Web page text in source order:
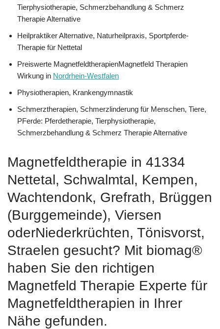
Tierphysiotherapie, Schmerzbehandlung & Schmerz
Therapie Alternative
Heilpraktiker Alternative, Naturheilpraxis, Sportpferde-
Therapie für Nettetal
Preiswerte MagnetfeldtherapienMagnetfeld Therapien
Wirkung in Nordrhein-Westfalen
Physiotherapien, Krankengymnastik
Schmerztherapien, Schmerzlinderung für Menschen, Tiere,
PFerde: Pferdetherapie, Tierphysiotherapie,
Schmerzbehandlung & Schmerz Therapie Alternative
Magnetfeldtherapie in 41334
Nettetal, Schwalmtal, Kempen,
Wachtendonk, Grefrath, Brüggen
(Burggemeinde), Viersen
oderNiederkrüchten, Tönisvorst,
Straelen gesucht? Mit biomag®
haben Sie den richtigen
Magnetfeld Therapie Experte für
Magnetfeldtherapien in Ihrer
Nähe gefunden.